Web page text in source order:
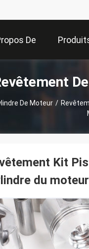
De
Nous
De Moteur /
Kit
du